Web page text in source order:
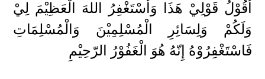
أَقُوْلُ قَوْلِيْ هَذَا وَأَسْتَغْفِرُ اللهَ الْعَظِيْمَ لِيْ
وَلَكُمْ وَلِسَائِرِ الْمُسْلِمِيْنَ وَالْمُسْلِمَاتِ
فَاسْتَغْفِرُوْهُ إِنّهُ هُوَ الْغَفُوْرُ الرّحِيْمِ